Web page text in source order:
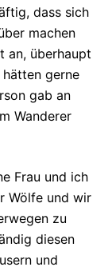
dass sich
machen
an, überhaupt
gerne
gab an
Wanderer
Frau und ich
Wölfe und wir
zu
diesen
und